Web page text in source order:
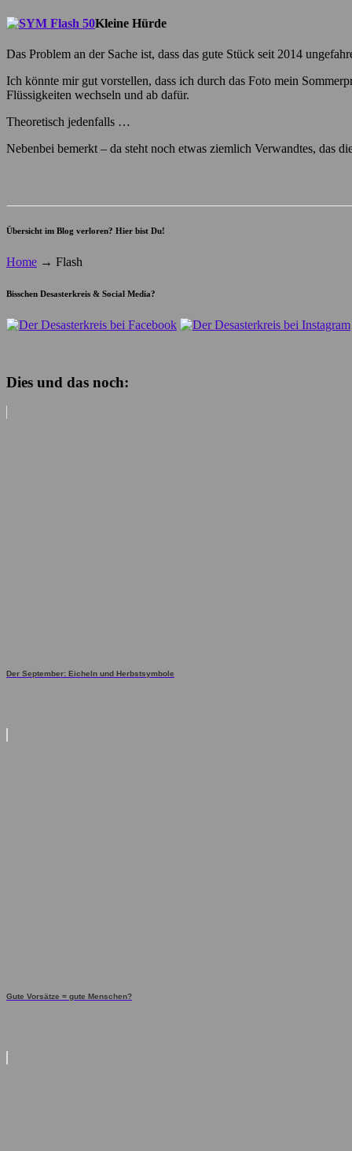
Kleine Hürde
Das Problem an der Sache ist, dass das gute Stück seit 2014
Ich könnte mir gut vorstellen, dass ich durch das Foto mein
Flüssigkeiten wechseln und ab dafür.
Theoretisch jedenfalls …
Nebenbei bemerkt – da steht noch etwas ziemlich Verwandtes, das
Übersicht im Blog verloren? Hier bist Du!
Home → Flash
Bisschen Desasterkreis & Social Media?
Dies und das noch:
Der September: Eicheln und Herbstsymbole
Gute Vorsätze = gute Menschen?